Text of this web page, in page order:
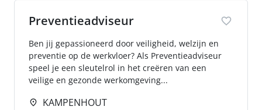
Preventieadviseur
Ben jij gepassioneerd door veiligheid, welzijn en
preventie op de werkvloer? Als Preventieadviseur
speel je een sleutelrol in het creëren van een
veilige en gezonde werkomgeving...
KAMPENHOUT